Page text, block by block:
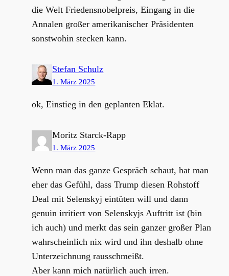
die Welt Friedensnobelpreis, Eingang in die
Annalen großer amerikanischer Präsidenten
sonstwohin stecken kann.
Stefan Schulz
1. März 2025
ok, Einstieg in den geplanten Eklat.
Moritz Starck-Rapp
1. März 2025
Wenn man das ganze Gespräch schaut, hat man
eher das Gefühl, dass Trump diesen Rohstoff
Deal mit Selenskyj eintüten will und dann
genuin irritiert von Selenskyjs Auftritt ist (bin
ich auch) und merkt das sein ganzer großer Plan
wahrscheinlich nix wird und ihn deshalb ohne
Unterzeichnung rausschmeißt.
Aber kann mich natürlich auch irren.